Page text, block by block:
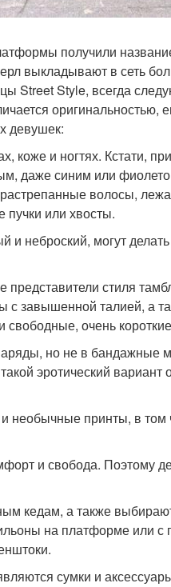
получили
выкладывают в сеть
Street Style, всегда
оригинальностью,
девушек:
коже и ногтях. Кстати,
даже синим или
волосы,
пучки или хвосты.
неброский, могут
представители стиля
с завышенной талией, а
свободные, очень
но не в бандажные
эротический
и необычные принты, в
и свобода. Поэтому
кедам, а также
на платформе или с
сумки и